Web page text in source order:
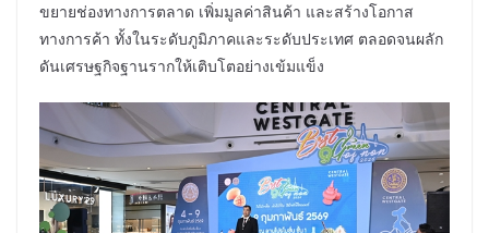
ขยายช่องทางการตลาด เพิ่มมูลค่าสินค้า และสร้างโอกาส
ทางการค้า ทั้งในระดับภูมิภาคและระดับประเทศ ตลอดจนผลัก
ดันเศรษฐกิจฐานรากให้เติบโตอย่างเข้มแข็ง